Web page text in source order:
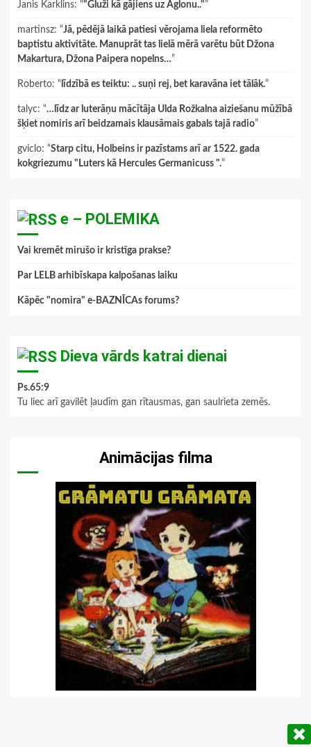
Janis Karklins: “"Gluži kā gājiens uz Aglonu.."”
martinsz: “Jā, pēdējā laikā patiesi vērojama liela reformēto
baptistu aktivitāte. Manuprāt tas lielā mērā varētu būt Džona
Makartura, Džona Paipera nopelns…”
Roberto: “ līdzībā es teiktu: .. suņi rej, bet karavāna iet tālāk.”
talyc: “…līdz ar luterāņu mācītāja Ulda Rožkalna aiziešanu mūžībā
šķiet nomiris arī beidzamais klausāmais gabals tajā radio”
gviclo: “Starp citu, Holbeins ir pazīstams arī ar 1522. gada
kokgriezumu "Luters kā Hercules Germanicuss ".”
e – POLEMIKA
Vai kremēt mirušo ir kristīga prakse?
Par LELB arhibīskapa kalpošanas laiku
Kāpēc "nomira" e-BAZNĪCAs forums?
Dieva vārds katrai dienai
Ps.65:9
Tu liec arī gavilēt ļaudīm gan rītausmas, gan saulrieta zemēs.
Animācijas filma